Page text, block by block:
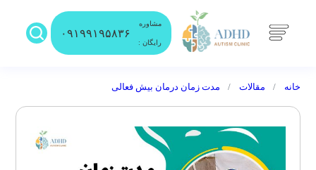
مشاوره
رایگان :
۰۹۱۹۹۱۹۵۸۳۶
خانه مقالات مدت زمان درمان بیش فعالی